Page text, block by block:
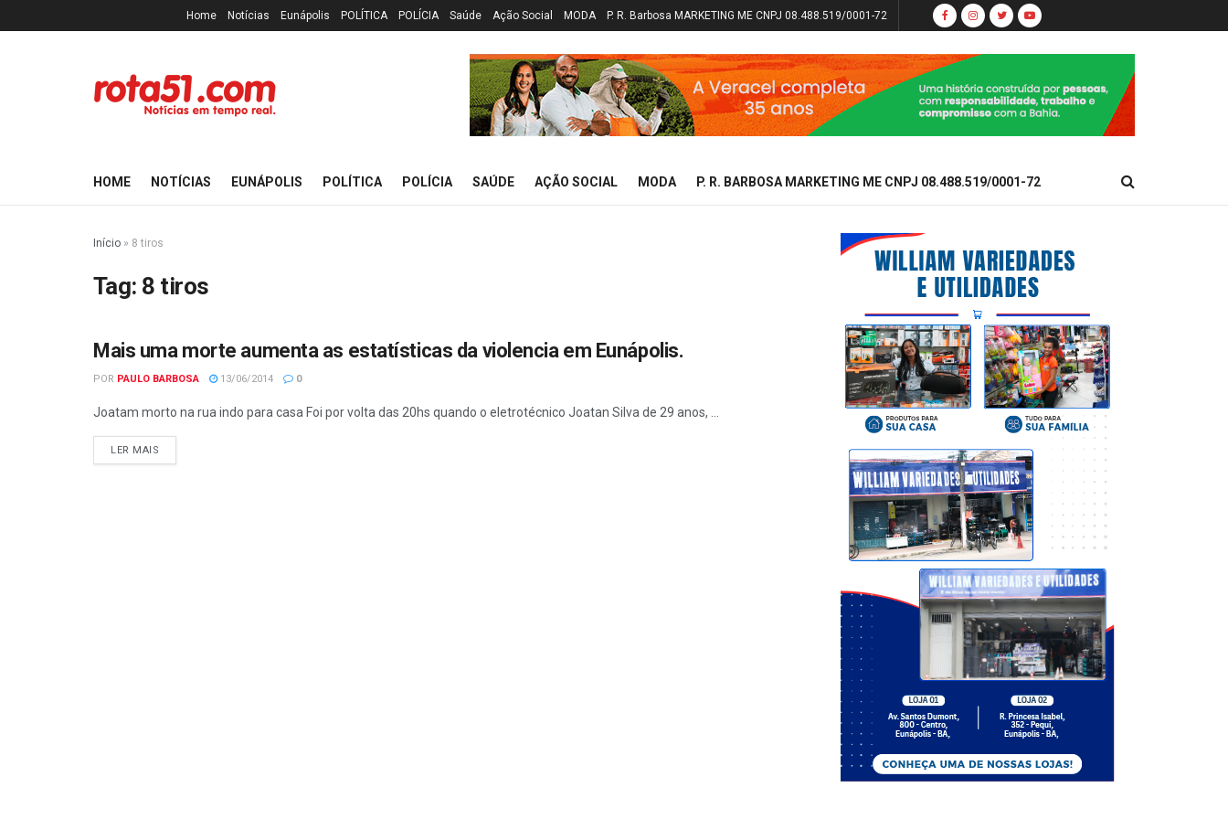
Home Notícias Eunápolis POLÍTICA POLÍCIA Saúde Ação Social MODA P. R. Barbosa MARKETING ME CNPJ 08.488.519/0001-72
HOME NOTÍCIAS EUNÁPOLIS POLÍTICA POLÍCIA SAÚDE AÇÃO SOCIAL MODA P. R. BARBOSA MARKETING ME CNPJ 08.488.519/0001-72
Início » 8 tiros
Tag: 8 tiros
POLÍCIA
Mais uma morte aumenta as estatísticas da violencia em Eunápolis.
POR PAULO BARBOSA 13/06/2014 0
Joatam morto na rua indo para casa Foi por volta das 20hs quando o eletrotécnico Joatan Silva de 29 anos, ...
LER MAIS